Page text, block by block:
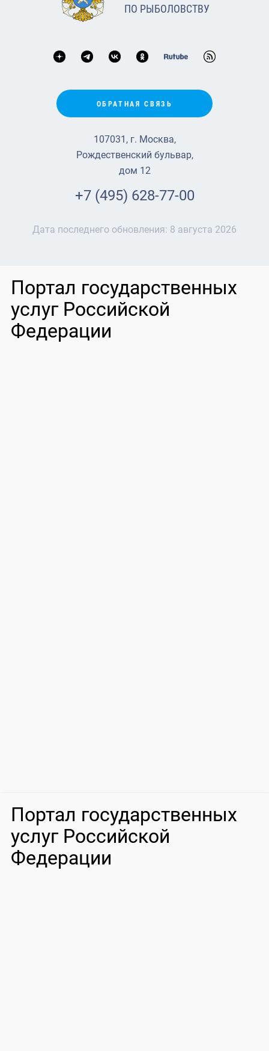
ПО РЫБОЛОВСТВУ
ОБРАТНАЯ СВЯЗЬ
107031, г. Москва,
Рождественский бульвар,
дом 12
+7 (495) 628-77-00
Дата последнего обновления: 8 августа 2026
Портал государственных
услуг Российской
Федерации
Портал государственных
услуг Российской
Федерации